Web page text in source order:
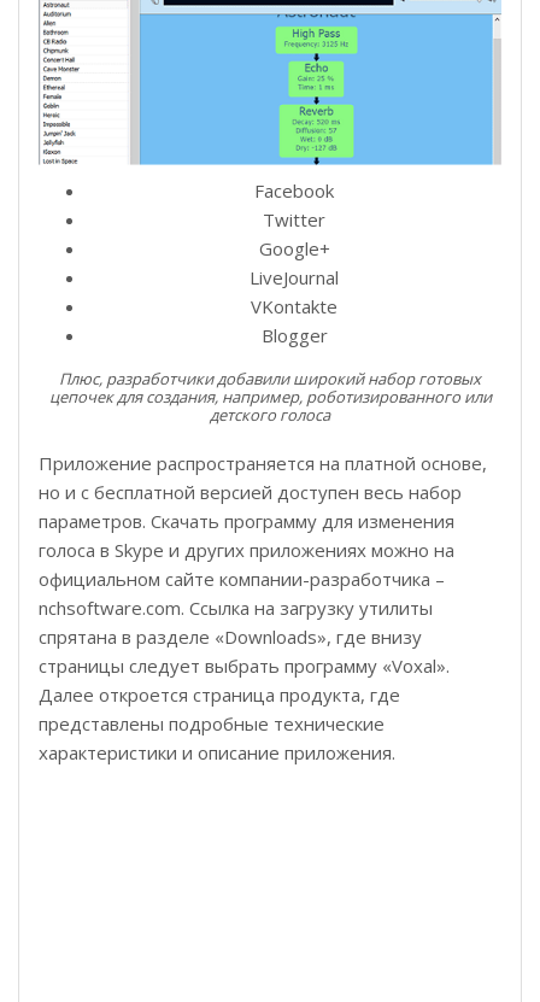
Facebook
Twitter
Google+
LiveJournal
VKontakte
Blogger
Плюс, разработчики добавили широкий набор готовых
цепочек для создания, например, роботизированного или
детского голоса
Приложение распространяется на платной основе,
но и с бесплатной версией доступен весь набор
параметров. Скачать программу для изменения
голоса в Skype и других приложениях можно на
официальном сайте компании-разработчика –
nchsoftware.com. Ссылка на загрузку утилиты
спрятана в разделе «Downloads», где внизу
страницы следует выбрать программу «Voxal».
Далее откроется страница продукта, где
представлены подробные технические
характеристики и описание приложения.